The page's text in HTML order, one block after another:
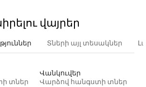
վայրեր
Տների այլ տեսակներ
տներ
Վանկուվեր
Վարձով հանգստի տներ